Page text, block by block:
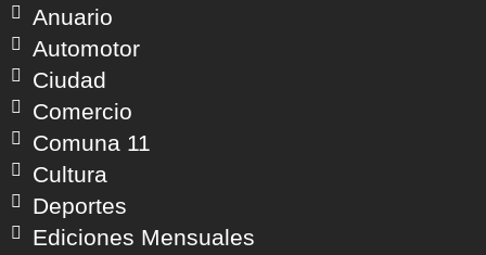
Anuario
Automotor
Ciudad
Comercio
Comuna 11
Cultura
Deportes
Ediciones Mensuales